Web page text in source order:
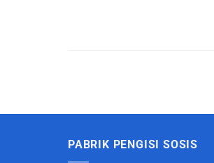
PABRIK PENGISI SOSIS